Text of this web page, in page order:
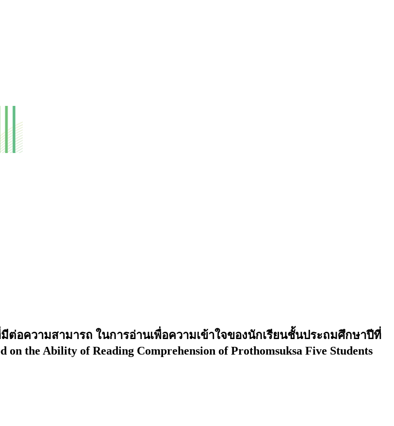
ต่อความสามารถ ในการอ่านเพื่อความเข้าใจของนักเรียนชั้นประถมศึกษาปีที่
the Ability of Reading Comprehension of Prothomsuksa Five Students